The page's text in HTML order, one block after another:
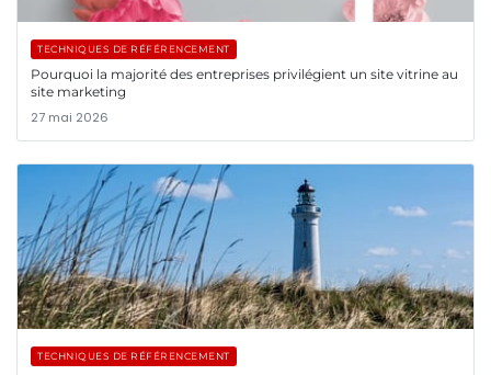
TECHNIQUES DE RÉFÉRENCEMENT
Pourquoi la majorité des entreprises privilégient un site vitrine au
site marketing
27 mai 2026
TECHNIQUES DE RÉFÉRENCEMENT